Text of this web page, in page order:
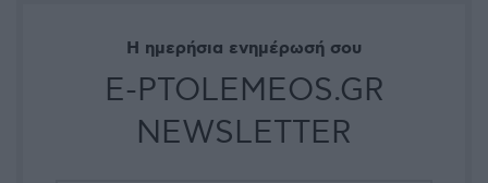
Η ημερήσια ενημέρωσή σου
E-PTOLEMEOS.GR
NEWSLETTER